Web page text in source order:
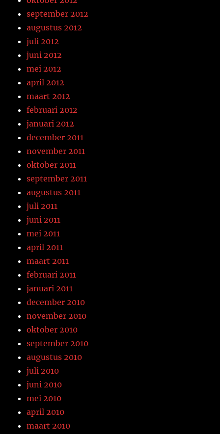
september 2012
augustus 2012
juli 2012
juni 2012
mei 2012
april 2012
maart 2012
februari 2012
januari 2012
december 2011
november 2011
oktober 2011
september 2011
augustus 2011
juli 2011
juni 2011
mei 2011
april 2011
maart 2011
februari 2011
januari 2011
december 2010
november 2010
oktober 2010
september 2010
augustus 2010
juli 2010
juni 2010
mei 2010
april 2010
maart 2010